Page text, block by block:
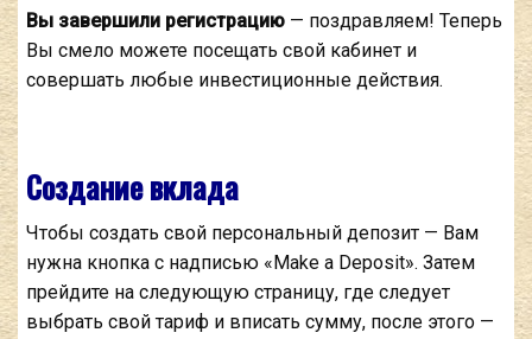
Вы завершили регистрацию — поздравляем! Теперь
Вы смело можете посещать свой кабинет и
совершать любые инвестиционные действия.
Создание вклада
Чтобы создать свой персональный депозит — Вам
нужна кнопка с надписью «Make a Deposit». Затем
прейдите на следующую страницу, где следует
выбрать свой тариф и вписать сумму, после этого —